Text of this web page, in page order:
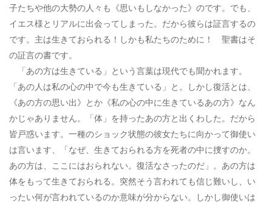
子たちや他の大勢の人々も《思いもしなかった》のです。でも、
イエス様とリアルに出会ってしまった。だから彼らは証言するの
です。主は生きておられる！しかも私たちのために！ 聖書はそ
の証言の書です。
「あの方は生きている」という言葉は現代でも聞かれます。
「あの人は私の心の中で今も生きている」と。しかし復活とは、
《あの方の思い出》とか《私の心の中に生きているあの方》なん
かじゃありません。「体」を持ったあの方と出くわした。だから
皆戸惑います。一種のショック状態の彼女たちに向かって御使い
は言います、「なぜ、生きておられる方を死者の中に捜すのか。
あの方は、ここにはおられない。復活なさったのだ」。あの方は
体をもって生きておられる。突然そう言われても信じ難いし、い
ったい何が言われているのか意味が分からない。しかし御使いは